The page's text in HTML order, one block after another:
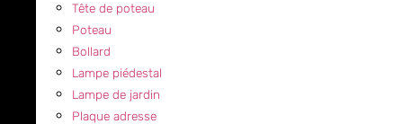
Tête de poteau
Poteau
Bollard
Lampe piédestal
Lampe de jardin
Plaque adresse